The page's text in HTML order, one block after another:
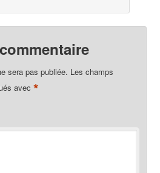
sera pas publiée. Les champs
avec*